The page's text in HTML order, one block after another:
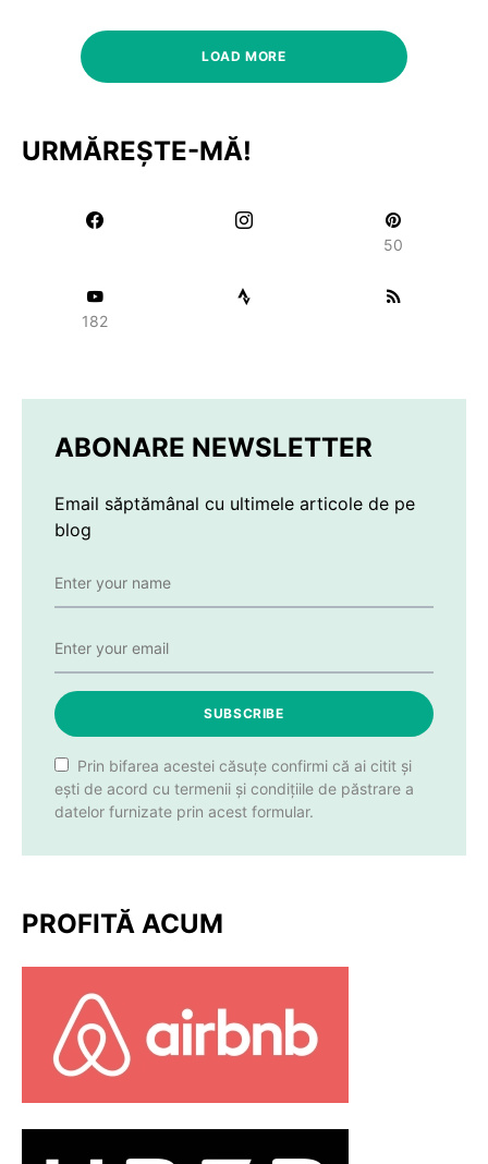
LOAD MORE
URMĂREȘTE-MĂ!
50
182
ABONARE NEWSLETTER
Email săptămânal cu ultimele articole de pe
blog
SUBSCRIBE
Prin bifarea acestei căsuțe confirmi că ai citit și
ești de acord cu termenii și condițiile de păstrare a
datelor furnizate prin acest formular.
PROFITĂ ACUM